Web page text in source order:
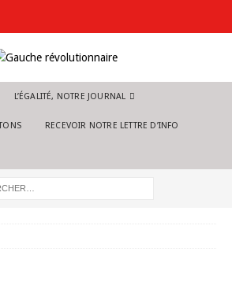
L’ÉGALITÉ, NOTRE JOURNAL
RECEVOIR NOTRE LETTRE D’INFO